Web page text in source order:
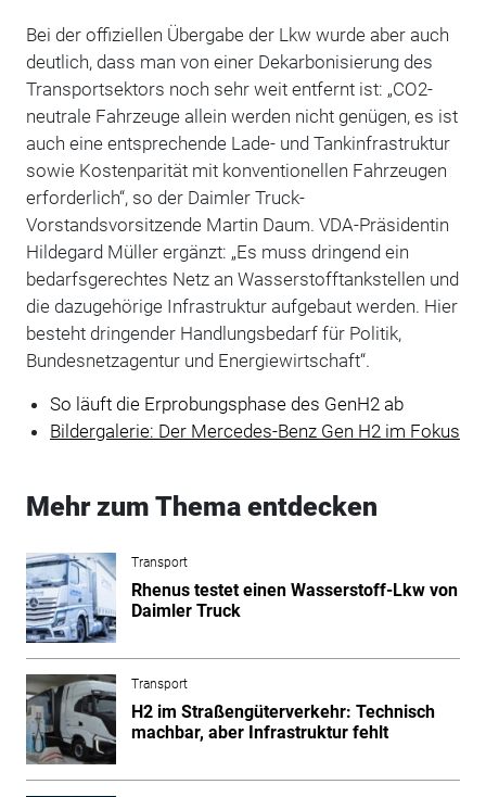
Bei der offiziellen Übergabe der Lkw wurde aber auch
deutlich, dass man von einer Dekarbonisierung des
Transportsektors noch sehr weit entfernt ist: „CO2-
neutrale Fahrzeuge allein werden nicht genügen, es ist
auch eine entsprechende Lade- und Tankinfrastruktur
sowie Kostenparität mit konventionellen Fahrzeugen
erforderlich“, so der Daimler Truck-
Vorstandsvorsitzende Martin Daum. VDA-Präsidentin
Hildegard Müller ergänzt: „Es muss dringend ein
bedarfsgerechtes Netz an Wasserstofftankstellen und
die dazugehörige Infrastruktur aufgebaut werden. Hier
besteht dringender Handlungsbedarf für Politik,
Bundesnetzagentur und Energiewirtschaft“.
So läuft die Erprobungsphase des GenH2 ab
Bildergalerie: Der Mercedes-Benz Gen H2 im Fokus
Mehr zum Thema entdecken
Transport
Rhenus testet einen Wasserstoff-Lkw von
Daimler Truck
Transport
H2 im Straßengüterverkehr: Technisch
machbar, aber Infrastruktur fehlt